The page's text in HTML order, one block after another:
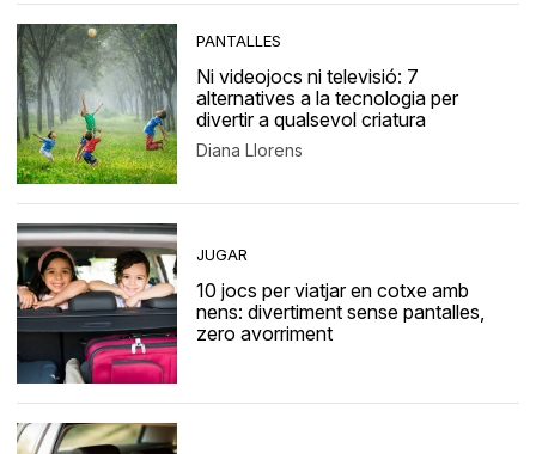
PANTALLES
Ni videojocs ni televisió: 7
alternatives a la tecnologia per
divertir a qualsevol criatura
Diana Llorens
JUGAR
10 jocs per viatjar en cotxe amb
nens: divertiment sense pantalles,
zero avorriment